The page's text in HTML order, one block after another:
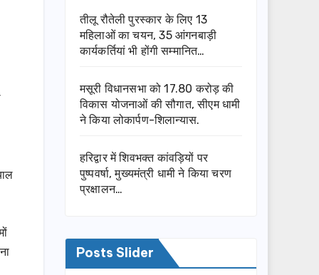
तीलू रौतेली पुरस्कार के लिए 13
महिलाओं का चयन, 35 आंगनबाड़ी
कार्यकर्तियां भी होंगी सम्मानित…
मसूरी विधानसभा को 17.80 करोड़ की
विकास योजनाओं की सौगात, सीएम धामी
ने किया लोकार्पण-शिलान्यास.
हरिद्वार में शिवभक्त कांवड़ियों पर
पुष्पवर्षा, मुख्यमंत्री धामी ने किया चरण
प्रक्षालन…
Posts Slider